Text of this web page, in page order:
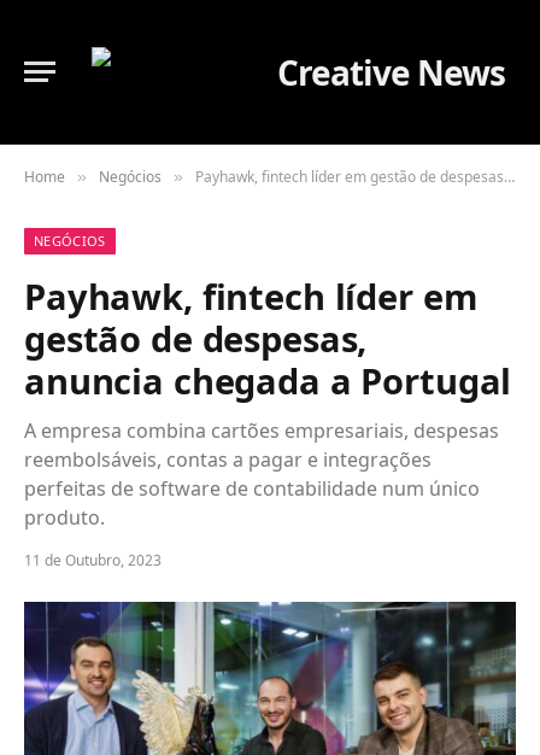
Home » Negócios » Payhawk, fintech líder em gestão de despesas, anuncia chegada a Portugal
NEGÓCIOS
Payhawk, fintech líder em
gestão de despesas,
anuncia chegada a Portugal
A empresa combina cartões empresariais, despesas
reembolsáveis, contas a pagar e integrações
perfeitas de software de contabilidade num único
produto.
11 de Outubro, 2023